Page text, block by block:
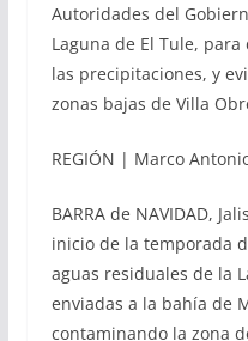
Autoridades del
Laguna de El Tule,
las precipitaciones, y
zonas bajas de Villa
REGIÓN | Marco
BARRA de NAVIDAD,
inicio de la temporada
aguas residuales de la
enviadas a la bahía de
contaminando la zona